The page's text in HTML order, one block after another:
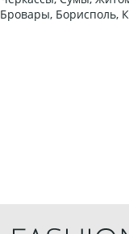
Бровары, Борисполь,